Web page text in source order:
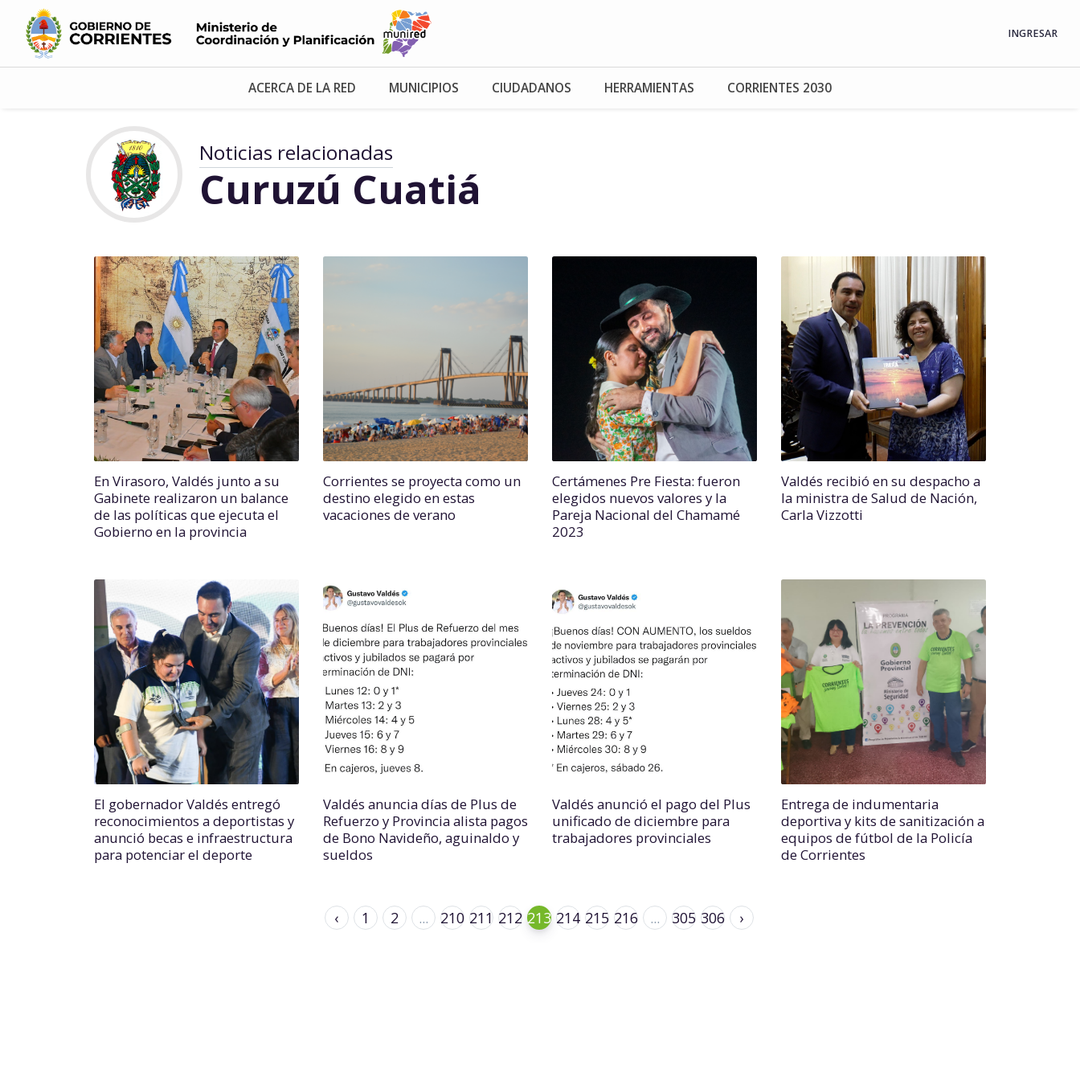
INGRESAR
ACERCA DE LA RED MUNICIPIOS CIUDADANOS HERRAMIENTAS CORRIENTES 2030
Noticias relacionadas
Curuzú Cuatiá
En Virasoro, Valdés junto a su
Gabinete realizaron un balance
de las políticas que ejecuta el
Gobierno en la provincia
Corrientes se proyecta como un
destino elegido en estas
vacaciones de verano
Certámenes Pre Fiesta: fueron
elegidos nuevos valores y la
Pareja Nacional del Chamamé
2023
Valdés recibió en su despacho a
la ministra de Salud de Nación,
Carla Vizzotti
El gobernador Valdés entregó
reconocimientos a deportistas y
anunció becas e infraestructura
para potenciar el deporte
Valdés anuncia días de Plus de
Refuerzo y Provincia alista pagos
de Bono Navideño, aguinaldo y
sueldos
Valdés anunció el pago del Plus
unificado de diciembre para
trabajadores provinciales
Entrega de indumentaria
deportiva y kits de sanitización a
equipos de fútbol de la Policía
de Corrientes
‹ 1 2 ... 210 211 212 213 214 215 216 ... 305 306 ›